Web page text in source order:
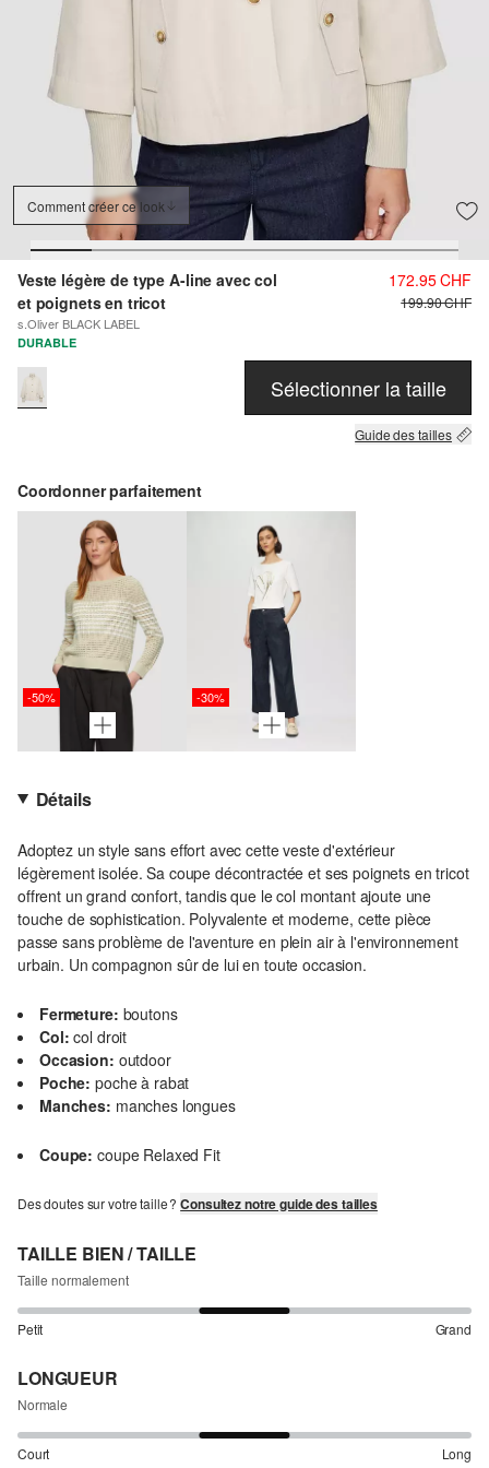
Comment créer ce look
Veste légère de type A-line avec col
et poignets en tricot
s.Oliver BLACK LABEL
172.95 CHF
199.90 CHF
DURABLE
Sélectionner la taille
Guide des tailles
Coordonner parfaitement
-50% -30%
Détails
Adoptez un style sans effort avec cette veste d'extérieur
légèrement isolée. Sa coupe décontractée et ses poignets en tricot
offrent un grand confort, tandis que le col montant ajoute une
touche de sophistication. Polyvalente et moderne, cette pièce
passe sans problème de l'aventure en plein air à l'environnement
urbain. Un compagnon sûr de lui en toute occasion.
Fermeture: boutons
Col: col droit
Occasion: outdoor
Poche: poche à rabat
Manches: manches longues
Coupe: coupe Relaxed Fit
Des doutes sur votre taille ?Consultez notre guide des tailles
TAILLE BIEN / TAILLE
Taille normalement
Petit Grand
LONGUEUR
Normale
Court Long